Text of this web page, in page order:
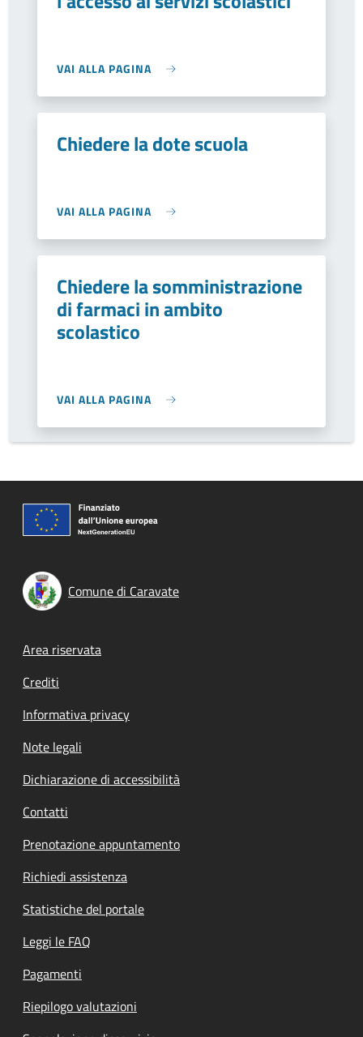
VAI ALLA PAGINA
Chiedere la dote scuola
VAI ALLA PAGINA
Chiedere la somministrazione
di farmaci in ambito
scolastico
VAI ALLA PAGINA
Comune di Caravate
Footer menu
Area riservata
Crediti
Informativa privacy
Note legali
Dichiarazione di accessibilità
Contatti
Prenotazione appuntamento
Richiedi assistenza
Statistiche del portale
Leggi le FAQ
Pagamenti
Riepilogo valutazioni